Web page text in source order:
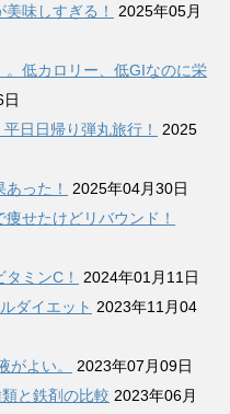
味しすぎる！
2025年05月
低カロリー、低GIなのに栄
日日帰り弾丸旅行！
2025
った！
2025年04月30日
せたけどリバウンド！
ミンC！
2024年01月11日
ダイエット 2023年11月04
よい。
2023年07月09日
と鉄剤の比較 2023年06月